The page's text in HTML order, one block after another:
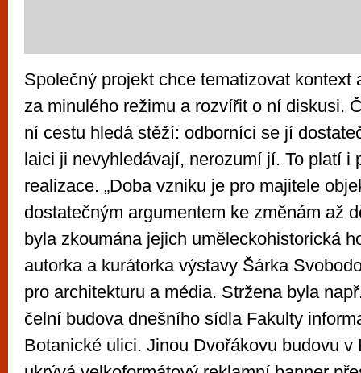
Společný projekt chce tematizovat kontext
za minulého režimu a rozvířit o ní diskusi.
ní cestu hledá stěží: odborníci se jí
laici ji nevyhledávají, nerozumí jí. To platí i
realizace. „Doba vzniku je pro majitele
dostatečným argumentem ke změnám až
byla zkoumána jejich uměleckohistorická
autorka a kurátorka výstavy Šárka
pro architekturu a média. Stržena byla
čelní budova dnešního sídla Fakulty
Botanické ulici. Jinou Dvořákovu budovu v